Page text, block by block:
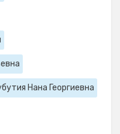
Нана Георгиевна